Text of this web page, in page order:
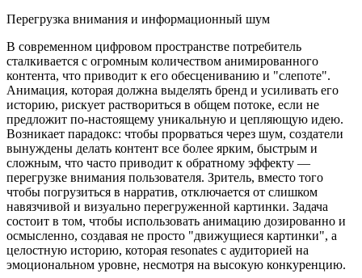
Перегрузка внимания и информационный шум
В современном цифровом пространстве потребитель
сталкивается с огромным количеством анимированного
контента, что приводит к его обесцениванию и "слепоте".
Анимация, которая должна выделять бренд и усиливать его
историю, рискует раствориться в общем потоке, если не
предложит по-настоящему уникальную и цепляющую идею.
Возникает парадокс: чтобы прорваться через шум, создатели
вынуждены делать контент все более ярким, быстрым и
сложным, что часто приводит к обратному эффекту —
перегрузке внимания пользователя. Зритель, вместо того
чтобы погрузиться в нарратив, отключается от слишком
навязчивой и визуально перегруженной картинки. Задача
состоит в том, чтобы использовать анимацию дозированно и
осмысленно, создавая не просто "движущиеся картинки", а
целостную историю, которая resonates с аудиторией на
эмоциональном уровне, несмотря на высокую конкуренцию.